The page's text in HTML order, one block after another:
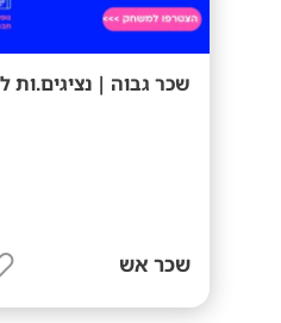
שכר גבוה | נציגים.ות
שכר אש